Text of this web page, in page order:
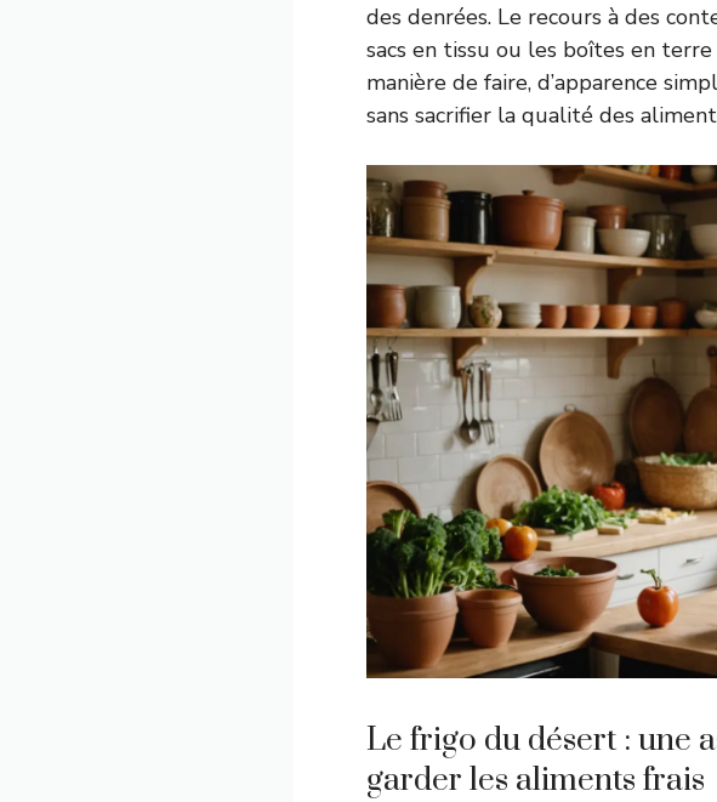
des denrées. Le recours à des
sacs en tissu ou les boîtes en
manière de faire, d’apparence
sans sacrifier la qualité des
Le frigo du désert : une
garder les aliments frais